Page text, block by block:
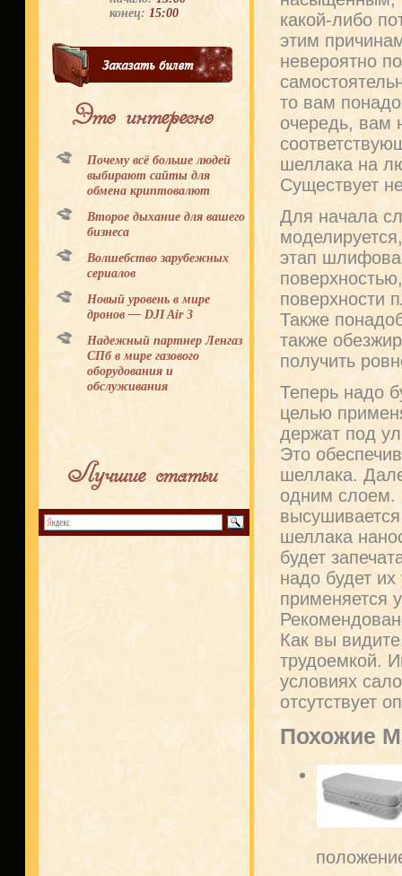
конец:15:00
Это интересно
Почему всё больше людей
выбирают сайты для
обмена криптовалют
Второе дыхание для вашего
бизнеса
Волшебство зарубежных
сериалов
Новый уровень в мире
дронов — DJI Air 3
Надежный партнер Ленгаз
СПб в мире газового
оборудования и
обслуживания
Лучшие статьи
какой-либо
этим
невероятно
то вам
очередь, вам
шеллака на
Существует
Для начала
этап
поверхности
Также
также
получить
Теперь надо
целью
держат под
Это
шеллака.
одним слоем.
шеллака
будет
надо будет
применяется
Как вы
трудоемкой.
условиях
отсутствует
Похожие